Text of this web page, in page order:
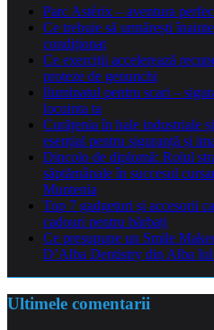
Parc Astérix – aventura
Ce trebuie să urmărești
condiționat
Ce exerciții accelerează
proteze de genunchi
Iluminatul pentru scari –
locuinta ta
Curățenia în hale industriale
esențial pentru siguranță și
Dincolo de diplomă: Rolul
săptămânale în succesul
Muntenia
Top 7 gadgeturi și accesorii
cadouri pentru bărbați
Ce presupune un Smile
D’Alba Dentistry din Alba
Ultimele comentarii